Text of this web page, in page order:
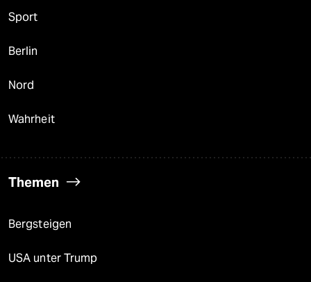
Sport
Berlin
Nord
Wahrheit
Themen
Bergsteigen
USA unter Trump